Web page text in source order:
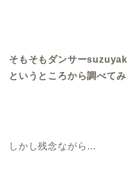
そもそもダンサー
というところから調べて
しかし残念ながら…